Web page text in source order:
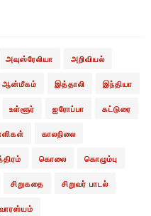
அவுஸ்ரேலியா அறிவியல்
ஆன்மீகம் இத்தாலி இந்தியா
உள்ளூர் ஐரோப்பா கட்டுரை
காலநிலை
கொலை கொழும்பு
சிறுகதை சிறுவர் பாடல்